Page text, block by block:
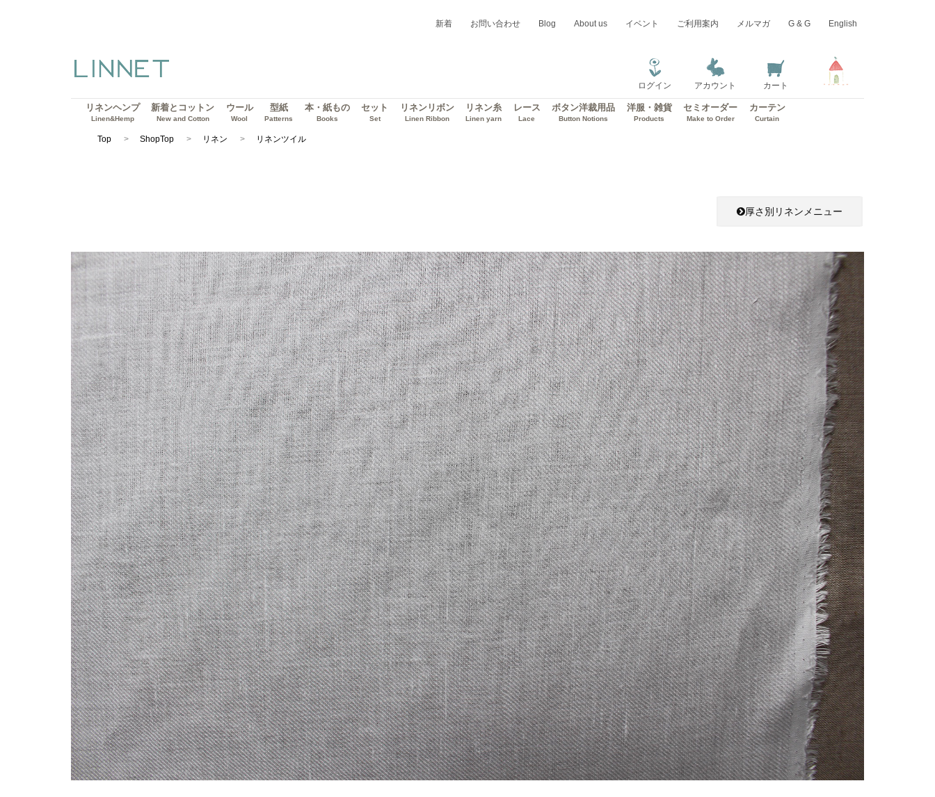
English
G & G
メルマガ
ご利用案内
イベント
About us
Blog
お問い合わせ
新着
ログイン アカウント カート
リネンヘンプ
Linen&Hemp
新着とコットン
New and Cotton
ウール
Wool
型紙
Patterns
本・紙もの
Books
セット
Set
リネンリボン
Linen Ribbon
リネン糸
Linen yarn
レース
Lace
ボタン洋裁用品
Button Notions
洋服・雑貨
Products
セミオーダー
Make to Order
カーテン
Curtain
Top ShopTop リネン リネンツイル
厚さ別リネンメニュー